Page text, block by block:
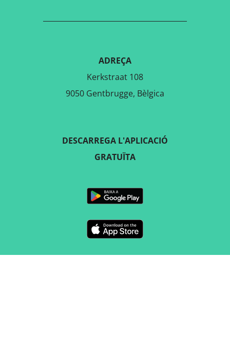
ADREÇA
Kerkstraat 108
9050 Gentbrugge, Bèlgica
DESCARREGA L'APLICACIÓ
GRATUÏTA